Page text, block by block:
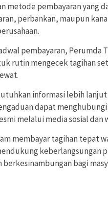
metode pembayaran yang
perbankan, maupun
pembayaran, Perumda
rutin mengecek tagihan
informasi lebih
dapat menghubungi
melalui media sosial
membayar tagihan tepat
keberlangsungan
bagi